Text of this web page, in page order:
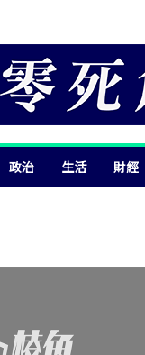
政治 生活 財經